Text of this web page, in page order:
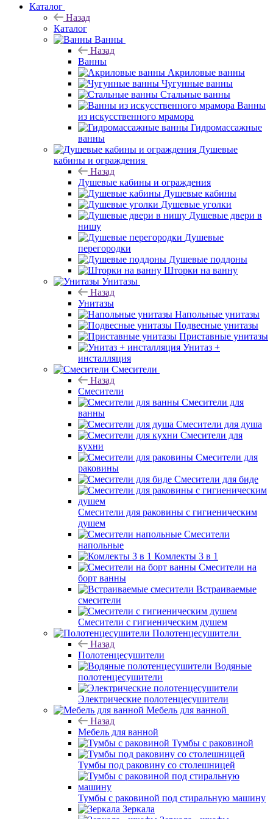
Каталог
Назад
Каталог
Ванны
Назад
Ванны
Акриловые ванны
Чугунные ванны
Стальные ванны
Ванны
из искусственного мрамора
Гидромассажные
ванны
Душевые
кабины и ограждения
Назад
Душевые кабины и ограждения
Душевые кабины
Душевые уголки
Душевые двери в
нишу
Душевые
перегородки
Душевые поддоны
Шторки на ванну
Унитазы
Назад
Унитазы
Напольные унитазы
Подвесные унитазы
Приставные унитазы
Унитаз +
инсталляция
Смесители
Назад
Смесители
Смесители для
ванны
Смесители для душа
Смесители для
кухни
Смесители для
раковины
Смесители для биде
Смесители для раковины с гигиеническим
душем
Смесители
напольные
Комлекты 3 в 1
Смесители на
борт ванны
Встраиваемые
смесители
Смесители с гигиеническим душем
Полотенцесушители
Назад
Полотенцесушители
Водяные
полотенцесушители
Электрические полотенцесушители
Мебель для ванной
Назад
Мебель для ванной
Тумбы с раковиной
Тумбы под раковину со столешницей
Тумбы с раковиной под стиральную машину
Зеркала